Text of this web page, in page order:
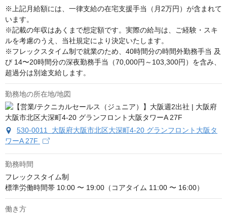
※上記月給額には、一律支給の在宅支援手当（月2万円）が含まれて
います。
※記載の年収はあくまで想定額です。実際の給与は、ご経験・スキ
ルを考慮のうえ、当社規定により決定いたします。
※フレックスタイム制で就業のため、40時間分の時間外勤務手当 及
び 14〜20時間分の深夜勤務手当（70,000円～103,300円）を含み、
超過分は別途支給します。
勤務地の所在地/地図
530-0011 大阪府大阪市北区大深町4-20 グランフロント大阪タ
ワーA 27F
勤務時間
フレックスタイム制
標準労働時間帯 10:00 〜 19:00（コアタイム 11:00 〜 16:00）
働き方